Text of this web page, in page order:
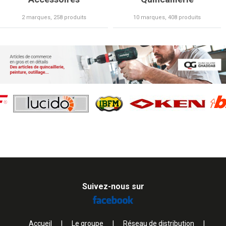
2 marques, 258 produits 10 marques, 408 produits
Suivez-nous sur
Accueil Le groupe Réseau de distribution